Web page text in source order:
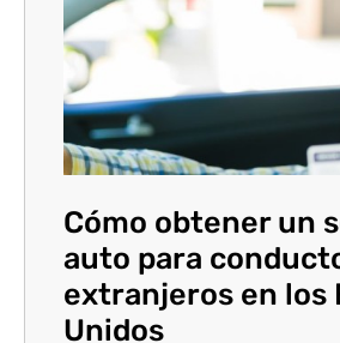
Cómo obtener un
auto para
extranjeros en los
Unidos